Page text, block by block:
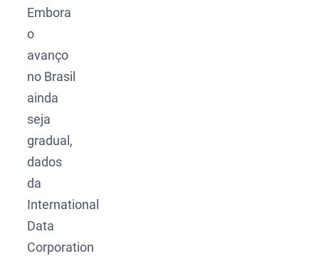
Embora
o
avanço
no Brasil
ainda
seja
gradual,
dados
da
International
Data
Corporation